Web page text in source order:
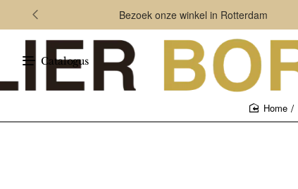
Bezoek onze winkel in Rotterdam
Catalogus